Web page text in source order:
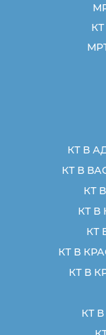
КТ В
КТ В
КТ
КТ
КТ
КТ В
КТ В
КТ